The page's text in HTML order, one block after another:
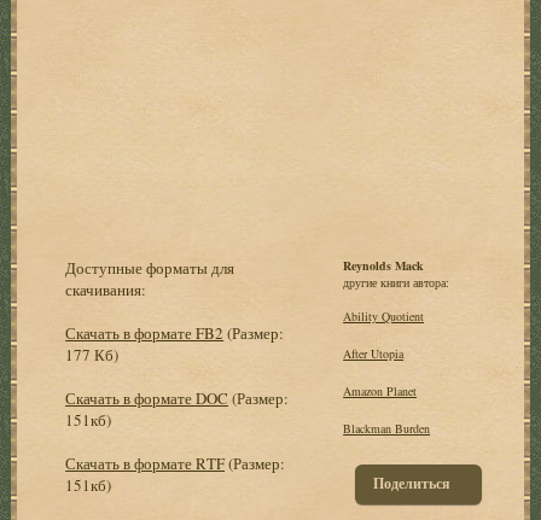
Доступные форматы для
скачивания:
Скачать в формате FB2 (Размер:
177 Кб)
Скачать в формате DOC (Размер:
151кб)
Скачать в формате RTF(Размер:
151кб)
Reynolds Mack
другие книги автора:
Ability Quotient
After Utopia
Amazon Planet
Blackman Burden
Поделиться